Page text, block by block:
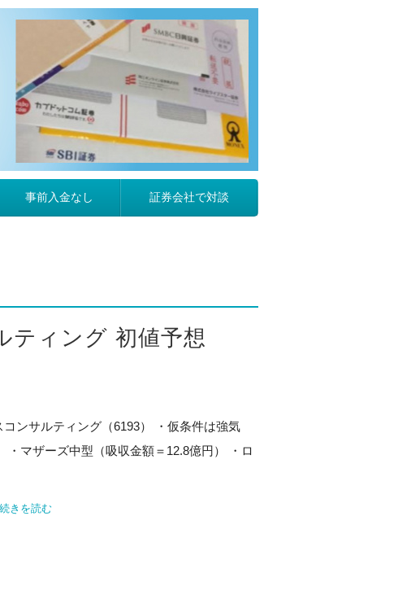
事前入金なし 証券会社で対談
ティング 初値予想
ンサルティング（6193） ・仮条件は強気
・マザーズ中型（吸収金額＝12.8億円） ・ロ
きを読む